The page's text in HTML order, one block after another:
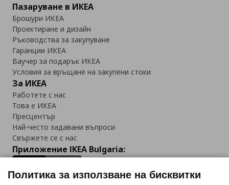
Пазаруване в ИКЕА
Брошури ИКЕА
Проектиране и дизайн
Ръководства за закупуване
Гаранции ИКЕА
Ваучер за подарък ИКЕА
Условия за връщане на закупени стоки
За ИКЕА
Работете с нас
Това е ИКЕА
Пресцентър
Най-често задавани въпроси
Свържете се с нас
Приложение IKEA Bulgaria:
Политика за използване на бисквитки